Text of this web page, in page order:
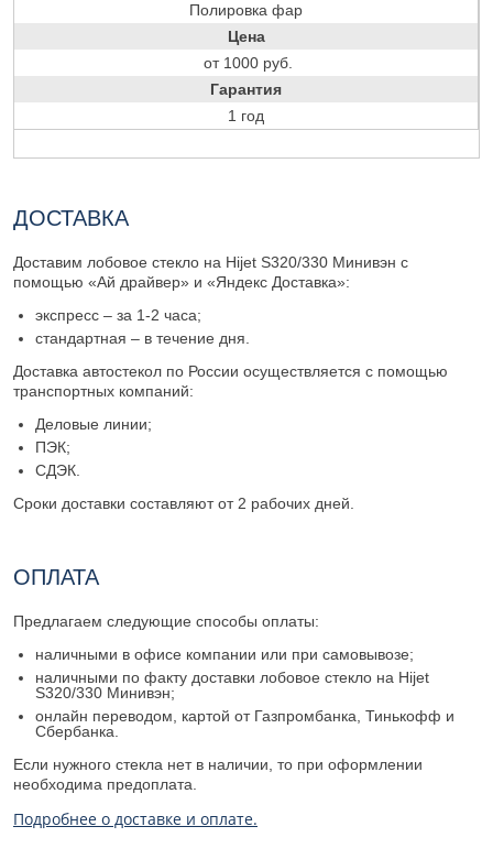
Полировка фар
Цена
от 1000 руб.
Гарантия
1 год
ДОСТАВКА
Доставим лобовое стекло на Hijet S320/330 Минивэн с
помощью «Ай драйвер» и «Яндекс Доставка»:
экспресс – за 1-2 часа;
стандартная – в течение дня.
Доставка автостекол по России осуществляется с помощью
транспортных компаний:
Деловые линии;
ПЭК;
СДЭК.
Сроки доставки составляют от 2 рабочих дней.
ОПЛАТА
Предлагаем следующие способы оплаты:
наличными в офисе компании или при самовывозе;
наличными по факту доставки лобовое стекло на Hijet
S320/330 Минивэн;
онлайн переводом, картой от Газпромбанка, Тинькофф и
Сбербанка.
Если нужного стекла нет в наличии, то при оформлении
необходима предоплата.
Подробнее о доставке и оплате.